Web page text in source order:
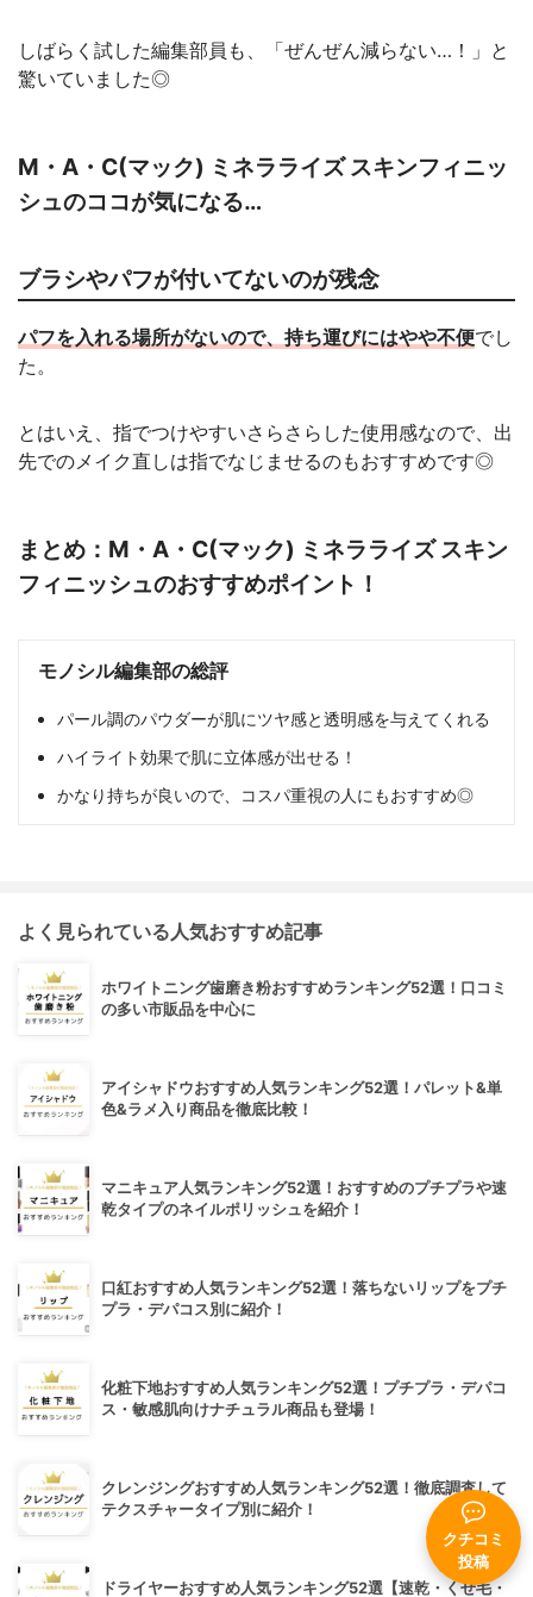
クチコミ
投稿
しばらく試した編集部員も、「ぜんぜん減らない…！」と
驚いていました◎
M・A・C(マック) ミネラライズ スキンフィニッ
シュのココが気になる…
ブラシやパフが付いてないのが残念
パフを入れる場所がないので、持ち運びにはやや不便でし
た。
とはいえ、指でつけやすいさらさらした使用感なので、出
先でのメイク直しは指でなじませるのもおすすめです◎
まとめ：M・A・C(マック) ミネラライズ スキン
フィニッシュのおすすめポイント！
モノシル編集部の総評
パール調のパウダーが肌にツヤ感と透明感を与えてくれる
ハイライト効果で肌に立体感が出せる！
かなり持ちが良いので、コスパ重視の人にもおすすめ◎
よく見られている人気おすすめ記事
ホワイトニング歯磨き粉おすすめランキング52選！口コミ
の多い市販品を中心に
アイシャドウおすすめ人気ランキング52選！パレット&単
色&ラメ入り商品を徹底比較！
マニキュア人気ランキング52選！おすすめのプチプラや速
乾タイプのネイルポリッシュを紹介！
口紅おすすめ人気ランキング52選！落ちないリップをプチ
プラ・デパコス別に紹介！
化粧下地おすすめ人気ランキング52選！プチプラ・デパコ
ス・敏感肌向けナチュラル商品も登場！
クレンジングおすすめ人気ランキング52選！徹底調査して
テクスチャータイプ別に紹介！
ドライヤーおすすめ人気ランキング52選【速乾・くせ毛・